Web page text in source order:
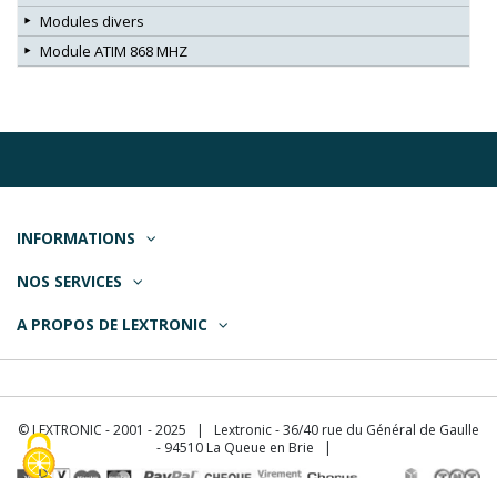
Modules divers
Module ATIM 868 MHZ
INFORMATIONS
NOS SERVICES
A PROPOS DE LEXTRONIC
© LEXTRONIC - 2001 - 2025 | Lextronic - 36/40 rue du Général de Gaulle
- 94510 La Queue en Brie |